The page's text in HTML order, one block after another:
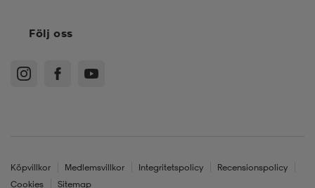
Följ oss
Köpvillkor Medlemsvillkor Integritetspolicy
Recensionspolicy
Cookies
Sitemap